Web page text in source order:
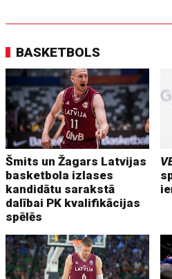
BASKETBOLS
Šmits un Žagars Latvijas
basketbola izlases
kandidātu sarakstā
dalībai PK kvalifikācijas
spēlēs